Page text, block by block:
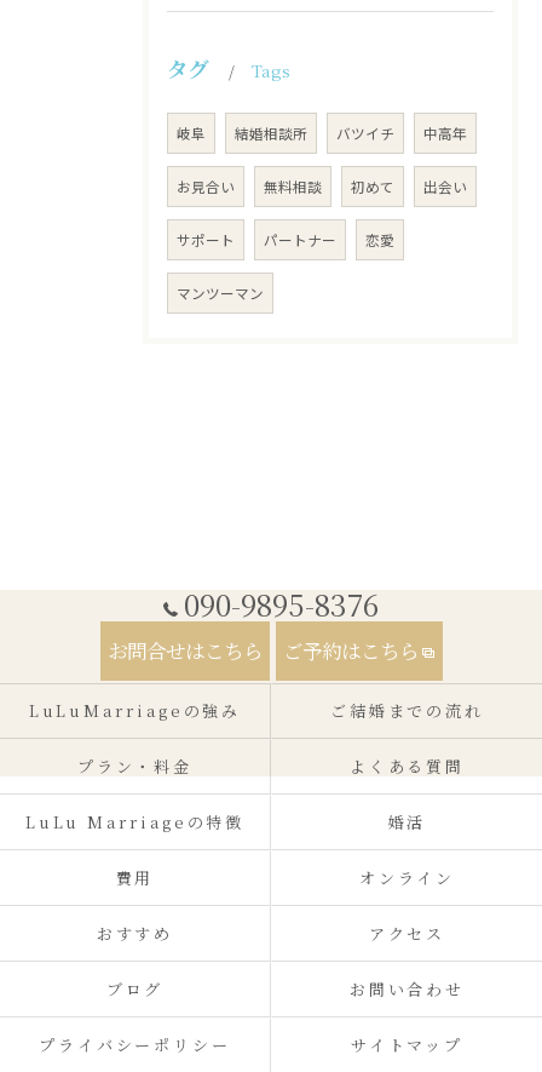
タグ Tags
岐阜 結婚相談所 バツイチ 中高年
お見合い 無料相談 初めて 出会い
サポート パートナー 恋愛
マンツーマン
090-9895-8376
お問合せはこちら ご予約はこちら
LuLuMarriageの強み ご結婚までの流れ
プラン・料金 よくある質問
LuLu Marriageの特徴 婚活
費用 オンライン
おすすめ アクセス
ブログ お問い合わせ
プライバシーポリシー サイトマップ